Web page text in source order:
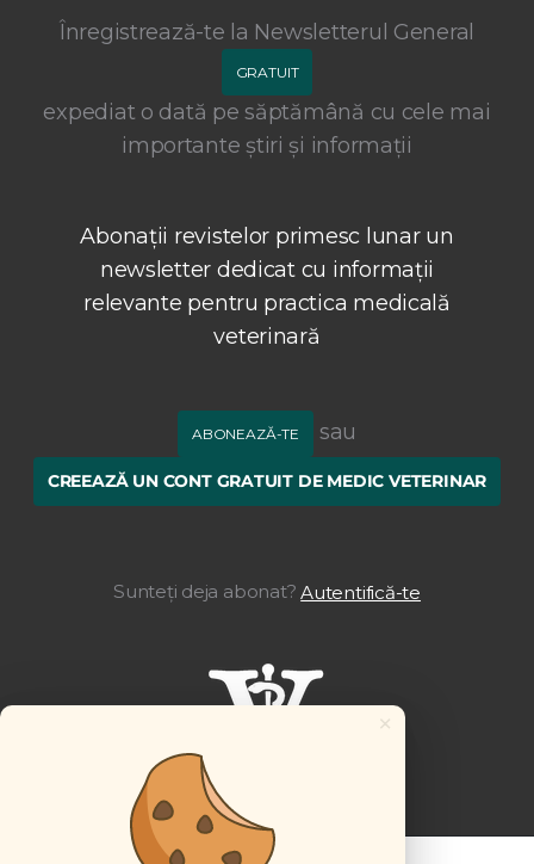
Înregistrează-te la Newsletterul General
GRATUIT
expediat o dată pe săptămână cu cele mai
importante știri și informații
Abonații revistelor primesc lunar un
newsletter dedicat cu informații
relevante pentru practica medicală
veterinară
ABONEAZĂ-TE sau
CREEAZĂ UN CONT GRATUIT DE MEDIC VETERINAR
Sunteți deja abonat? Autentifică-te
×